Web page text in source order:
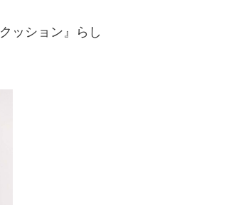
ッション』らし